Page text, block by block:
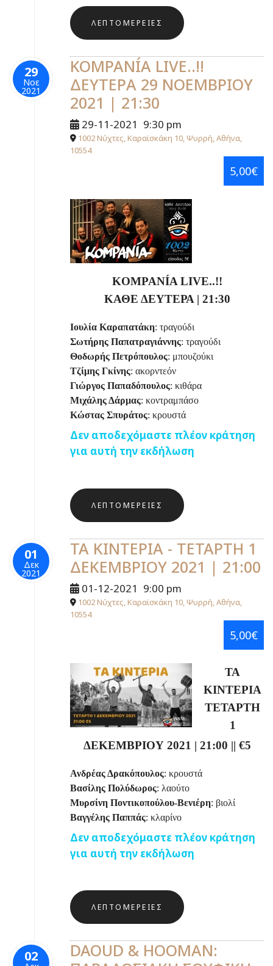
ΛΕΠΤΟΜΈΡΕΙΕΣ
29
Νοε
2021
KOMPANÍA LIVE..!!
ΔΕΥΤΕΡΑ 29 ΝΟΕΜΒΡΙΟΥ
2021 | 21:30
29-11-2021 9:30 pm
1002 Νύχτες, Καραϊσκάκη 10, Ψυρρή, Αθήνα,
10554
5,00€
KOMPANÍA LIVE..!!
ΚΑΘΕ ΔΕΥΤΕΡΑ | 21:30
Ιουλία Καραπατάκη: τραγούδι
Σωτήρης Παπατραγιάννης: τραγούδι
Θοδωρής Πετρόπουλος: μπουζούκι
Τζίμης Γκίνης: ακορντεόν
Γιώργος Παπαδόπουλος: κιθάρα
Μιχάλης Δάρμας: κοντραμπάσο
Κώστας Σπυράτος: κρουστά
Δεν αποδεχόμαστε πλέον κράτηση
για αυτή την εκδήλωση
ΛΕΠΤΟΜΈΡΕΙΕΣ
01
Δεκ
2021
ΤΑ ΚΙΝΤΕΡΙΑ - ΤΕΤΑΡΤΗ 1
ΔΕΚΕΜΒΡΙΟΥ 2021 | 21:00
01-12-2021 9:00 pm
1002 Νύχτες, Καραϊσκάκη 10, Ψυρρή, Αθήνα,
10554
5,00€
ΤΑ
ΚΙΝΤΕΡΙΑ
ΤΕΤΑΡΤΗ
1
ΔΕΚΕΜΒΡΙΟΥ 2021 | 21:00 || €5
Ανδρέας Δρακόπουλος: κρουστά
Βασίλης Πολύδωρος: λαούτο
Μυρσίνη Ποντικοπούλου-Βενιέρη: βιολί
Βαγγέλης Παππάς: κλαρίνο
Δεν αποδεχόμαστε πλέον κράτηση
για αυτή την εκδήλωση
ΛΕΠΤΟΜΈΡΕΙΕΣ
02
DAOUD & HOOMAN: